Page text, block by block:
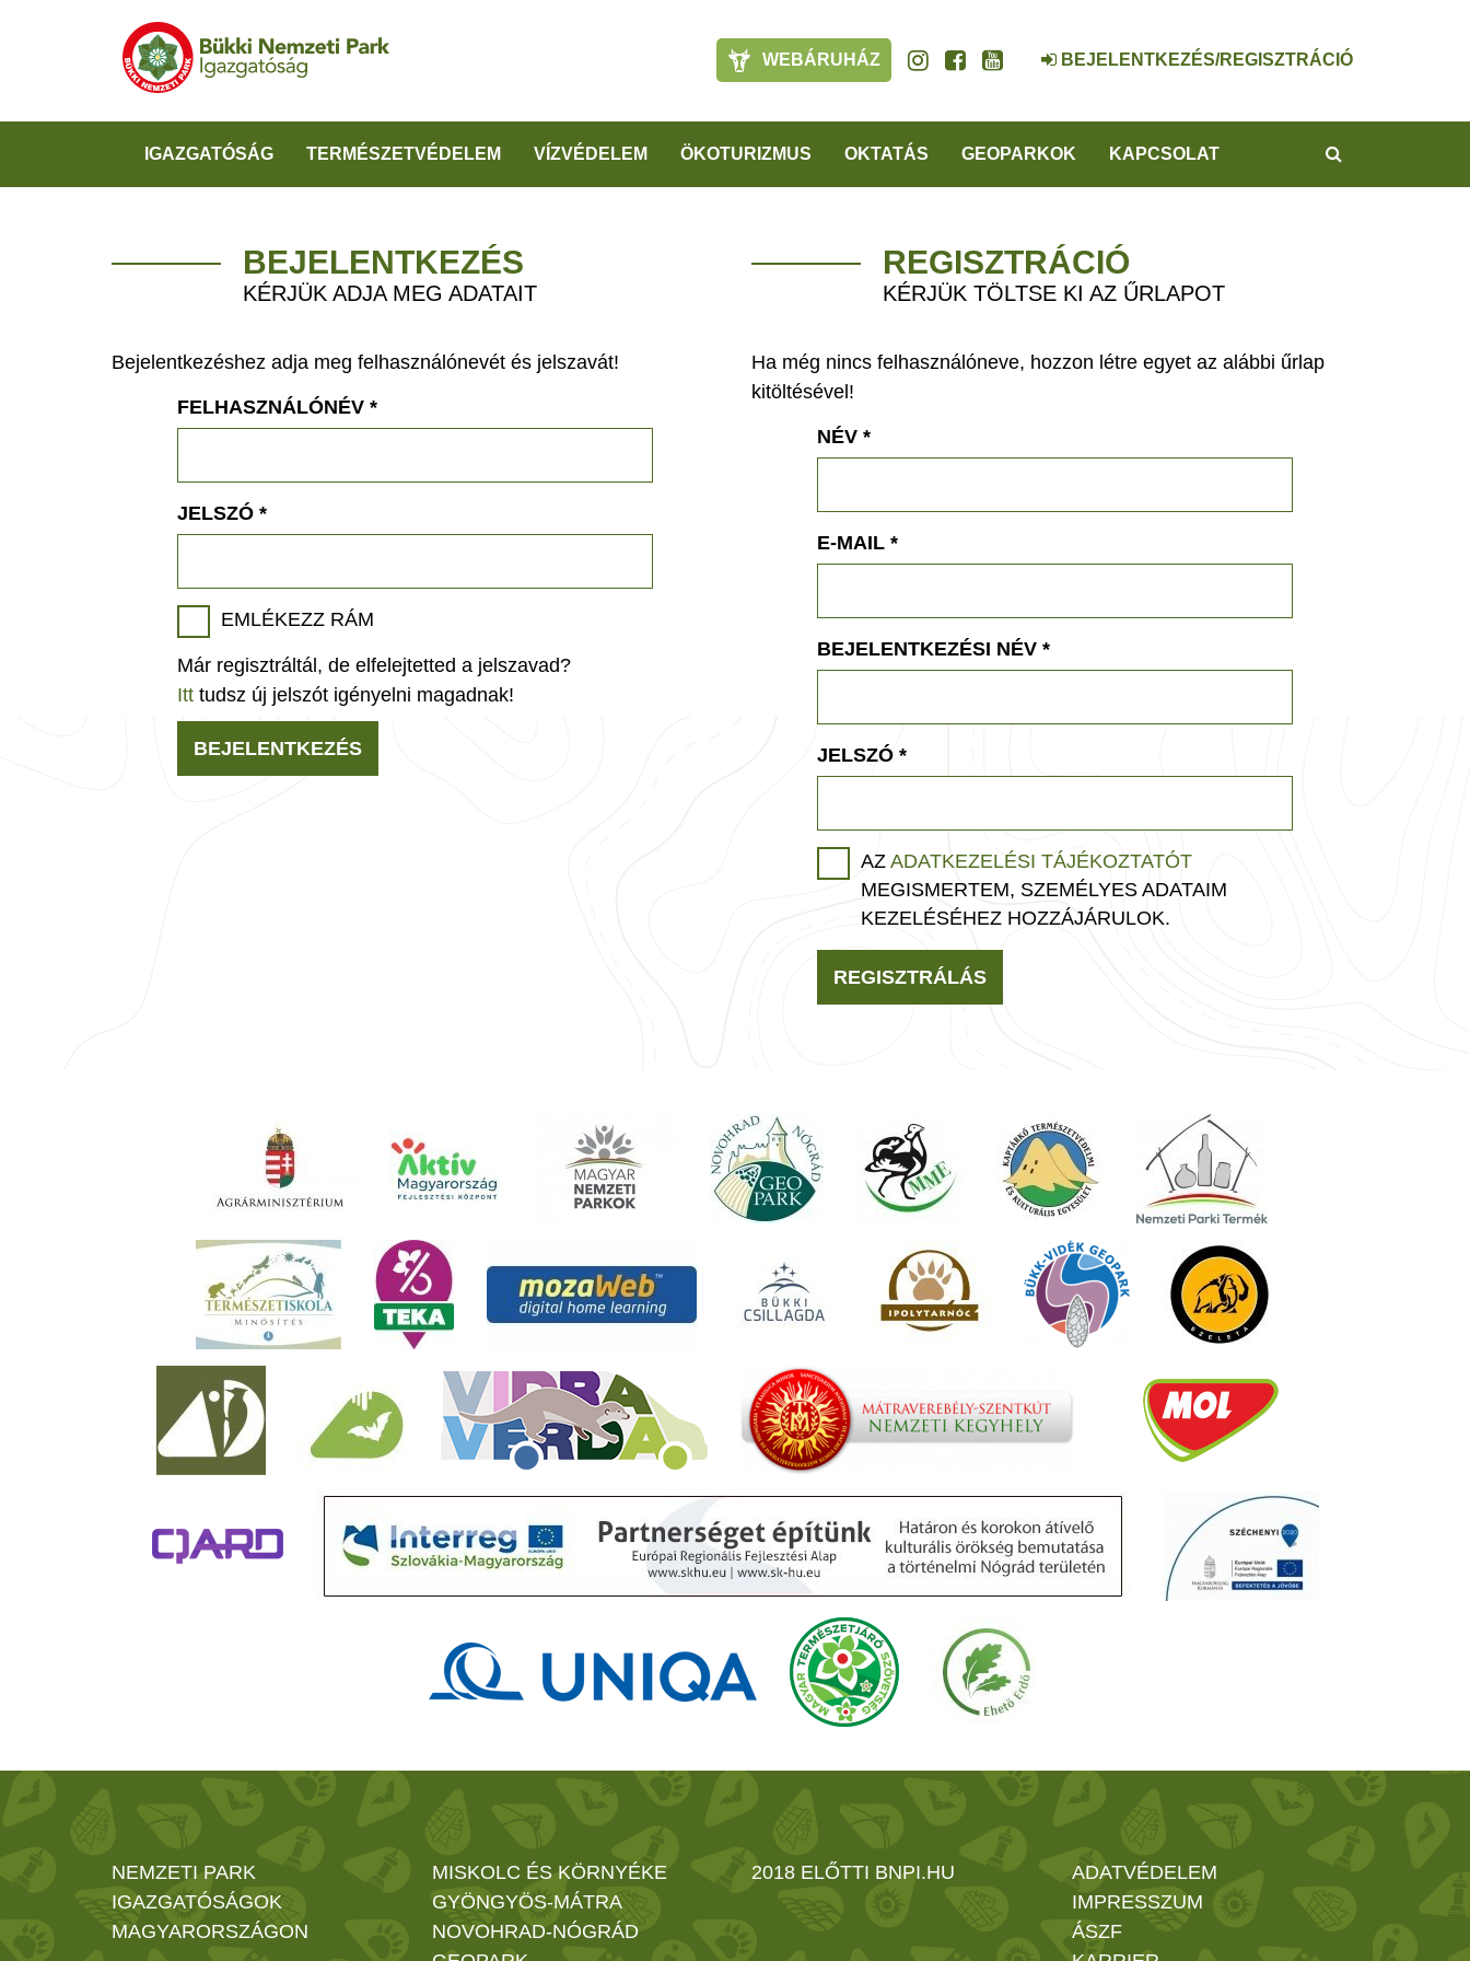
WEBÁRUHÁZ BEJELENTKEZÉS/REGISZTRÁCIÓ
IGAZGATÓSÁG TERMÉSZETVÉDELEM VÍZVÉDELEM ÖKOTURIZMUS OKTATÁS GEOPARKOK KAPCSOLAT
BEJELENTKEZÉS
KÉRJÜK ADJA MEG ADATAIT
Bejelentkezéshez adja meg felhasználónevét és jelszavát!
FELHASZNÁLÓNÉV *
JELSZÓ *
EMLÉKEZZ RÁM
Már regisztráltál, de elfelejtetted a jelszavad?
Itt tudsz új jelszót igényelni magadnak!
BEJELENTKEZÉS
REGISZTRÁCIÓ
KÉRJÜK TÖLTSE KI AZ ŰRLAPOT
Ha még nincs felhasználóneve, hozzon létre egyet az alábbi űrlap
kitöltésével!
NÉV *
E-MAIL *
BEJELENTKEZÉSI NÉV *
JELSZÓ *
AZ ADATKEZELÉSI TÁJÉKOZTATÓT
MEGISMERTEM, SZEMÉLYES ADATAIM
KEZELÉSÉHEZ HOZZÁJÁRULOK.
REGISZTRÁLÁS
NEMZETI PARK
IGAZGATÓSÁGOK
MAGYARORSZÁGON
MISKOLC ÉS KÖRNYÉKE
GYÖNGYÖS-MÁTRA
NOVOHRAD-NÓGRÁD
2018 ELŐTTI BNPI.HU
ADATVÉDELEM
IMPRESSZUM
ÁSZF